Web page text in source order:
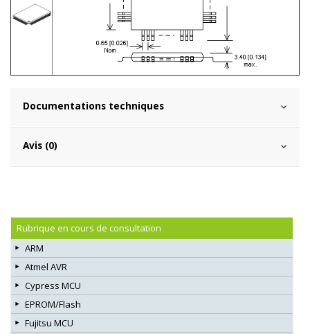
Documentations techniques
Avis (0)
Rubrique en cours de consultation
ARM
Atmel AVR
Cypress MCU
EPROM/Flash
Fujitsu MCU